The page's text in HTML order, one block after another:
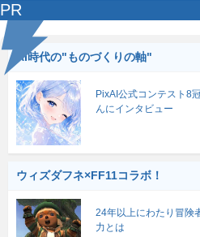
PR
AI時代の"ものづくりの軸"
PixAI公式コンテスト8
んにインタビュー
ウィズダフネ×FF11コラボ！
24年以上にわたり冒険
力とは